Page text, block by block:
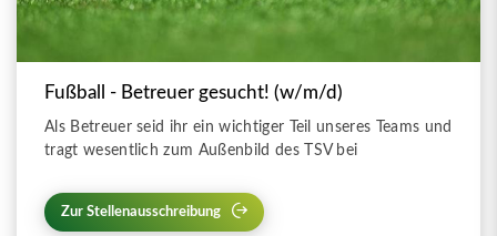
Fußball - Betreuer gesucht! (w/m/d)
Als Betreuer seid ihr ein wichtiger Teil unseres Teams und
tragt wesentlich zum Außenbild des TSV bei
Zur Stellenausschreibung